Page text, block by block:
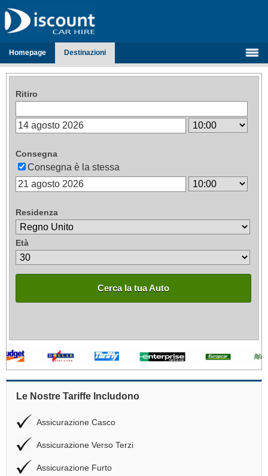
Homepage Destinazioni
Ritiro
Consegna
Consegna è la stessa
Residenza
Età
Cerca la tua Auto
Le Nostre Tariffe Includono
Assicurazione Casco
Assicurazione Verso Terzi
Assicurazione Furto